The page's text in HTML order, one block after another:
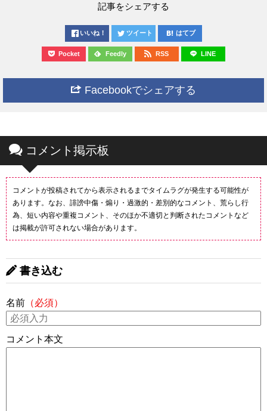
記事をシェアする
いいね！ ツイート はてブ
Pocket Feedly RSS LINE
Facebookでシェアする
コメント掲示板
コメントが投稿されてから表示されるまでタイムラグが発生する可能性が
あります。なお、誹謗中傷・煽り・過激的・差別的なコメント、荒らし行
為、短い内容や重複コメント、そのほか不適切と判断されたコメントなど
は掲載が許可されない場合があります。
書き込む
名前 （必須）
コメント本文